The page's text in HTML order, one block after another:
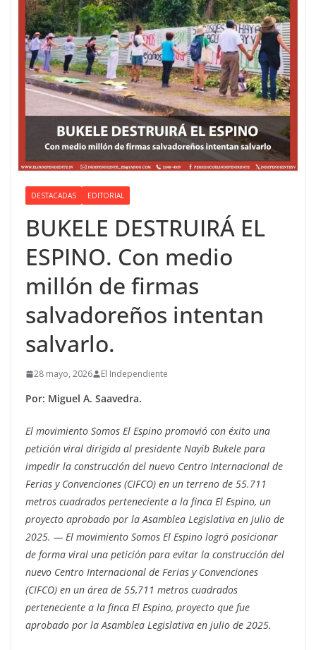
DESTACADAS EDITORIAL
BUKELE DESTRUIRÁ EL
ESPINO. Con medio
millón de firmas
salvadoreños intentan
salvarlo.
28 mayo, 2026 El Independiente
Por: Miguel A. Saavedra.
El movimiento Somos El Espino promovió con éxito una
petición viral dirigida al presidente Nayib Bukele para
impedir la construcción del nuevo Centro Internacional de
Ferias y Convenciones (CIFCO) en un terreno de 55.711
metros cuadrados perteneciente a la finca El Espino, un
proyecto aprobado por la Asamblea Legislativa en julio de
2025. — El movimiento Somos El Espino logró posicionar
de forma viral una petición para evitar la construcción del
nuevo Centro Internacional de Ferias y Convenciones
(CIFCO) en un área de 55,711 metros cuadrados
perteneciente a la finca El Espino, proyecto que fue
aprobado por la Asamblea Legislativa en julio de 2025.